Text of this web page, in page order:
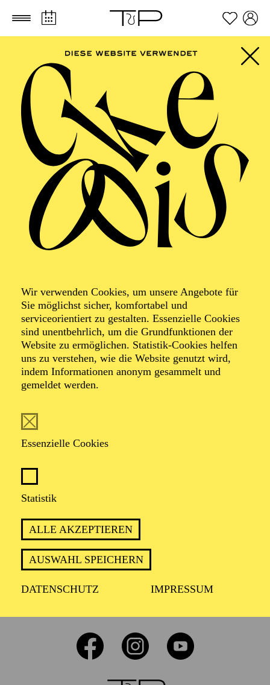
Zum Hauptinhalt springen Zum Footer springen
Wir verwenden Cookies, um unsere Angebote für
Sie möglichst sicher, komfortabel und
serviceorientiert zu gestalten. Essenzielle Cookies
sind unentbehrlich, um die Grundfunktionen der
Website zu ermöglichen. Statistik-Cookies helfen
uns zu verstehen, wie die Website genutzt wird,
indem Informationen anonym gesammelt und
gemeldet werden.
Essenzielle Cookies
Statistik
ALLE AKZEPTIEREN
AUSWAHL SPEICHERN
DATENSCHUTZ IMPRESSUM
Meet & Greet
Der Glöckner von Notre-Dame“ hautnah!
Im „Meet & Greet“ haben Sie die
Möglichkeit, die Mitglieder unserer
Compagnie kennenzulernen, spannende
Details über die brillante Choreografie von
Armen Hakobyan zu erfahren und
Autogramme zu ergattern.
Im Anschluss an die Vorstellung am 06. Februar, mit
Tänzer*innen der Compagnie des Aalto Ballett Essen,
Armen Hakobyan (Choreografie), Savina Kationi
VON NOTRE-DAME"